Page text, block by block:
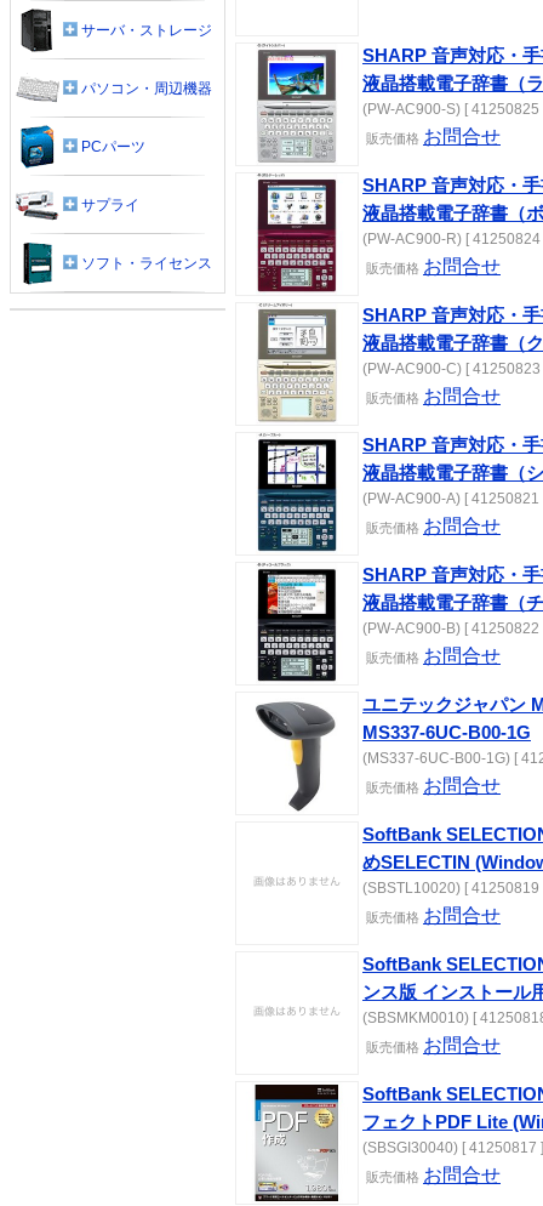
SHARP 音声対応・
液晶搭載電子辞書（
(PW-AC900-S) [ 41250825
販売価格 お問合せ
SHARP 音声対応・
液晶搭載電子辞書（
(PW-AC900-R) [ 41250824
販売価格 お問合せ
SHARP 音声対応・
液晶搭載電子辞書（
(PW-AC900-C) [ 41250823
販売価格 お問合せ
SHARP 音声対応・
液晶搭載電子辞書（
(PW-AC900-A) [ 41250821
販売価格 お問合せ
SHARP 音声対応・
液晶搭載電子辞書（
(PW-AC900-B) [ 41250822
販売価格 お問合せ
ユニテックジャパン
MS337-6UC-B00-1G
(MS337-6UC-B00-1G) [
販売価格 お問合せ
SoftBank
めSELECTIN
(SBSTL10020) [ 41250819
販売価格 お問合せ
SoftBank
ンス版 インストール
(SBSMKM0010) [
販売価格 お問合せ
SoftBank
フェクトPDF Lite
(SBSGI30040) [ 41250817 ]
販売価格 お問合せ
サーバ・ストレージ
パソコン・周辺機器
PCパーツ
サプライ
ソフト・ライセンス